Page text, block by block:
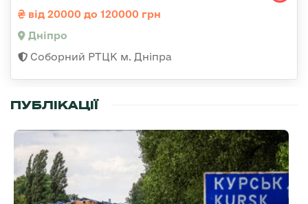
від 20000 до 120000 грн
Дніпро
Соборний РТЦК м. Дніпра
ПУБЛІКАЦІЇ